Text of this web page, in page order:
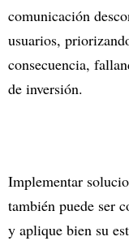
comunicación
usuarios,
consecuencia,
de inversión.
Implementar
también puede ser
y aplique bien su